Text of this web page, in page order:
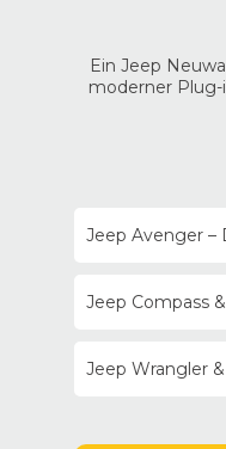
Ein Jeep
moderner
Jeep Avenger –
Jeep Compass
Jeep Wrangler